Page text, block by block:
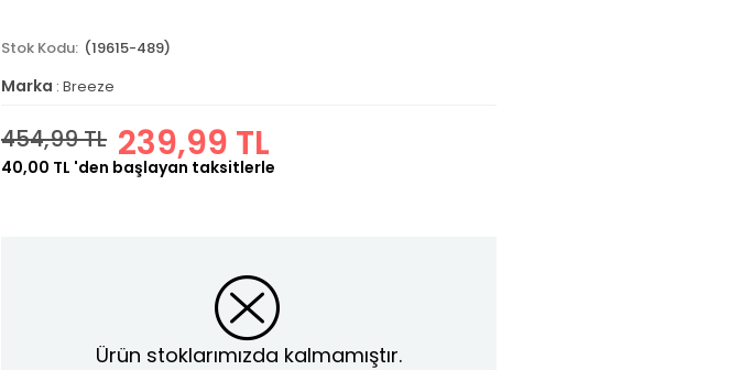
(19615-489)
Marka : Breeze
454,99 TL 239,99 TL
40,00 TL 'den başlayan taksitlerle
Ürün stoklarımızda kalmamıştır.